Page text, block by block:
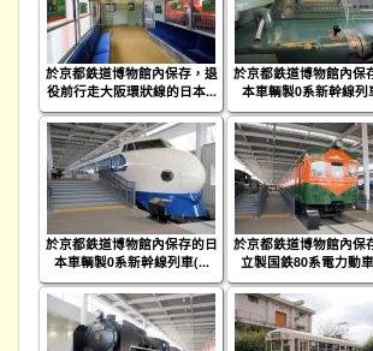
於京都鉄道博物館內保存，退
役前行走大阪環狀線的日本...
於京都鉄道博物館內保
本車輌製0系新幹線列
於京都鉄道博物館內保存的日
本車輌製0系新幹線列車(...
於京都鉄道博物館內保
立製国鉄80系電力動